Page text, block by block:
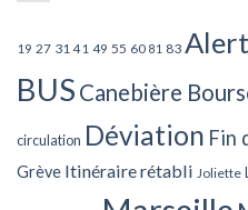
19 27 31 41 49 55 60 81 83
BUS Canebière
circulation Déviation Fin
Grève Itinéraire rétabli Joliette